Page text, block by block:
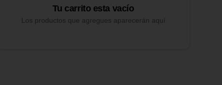
Tu carrito esta vacío
Los productos que agregues aparecerán aquí